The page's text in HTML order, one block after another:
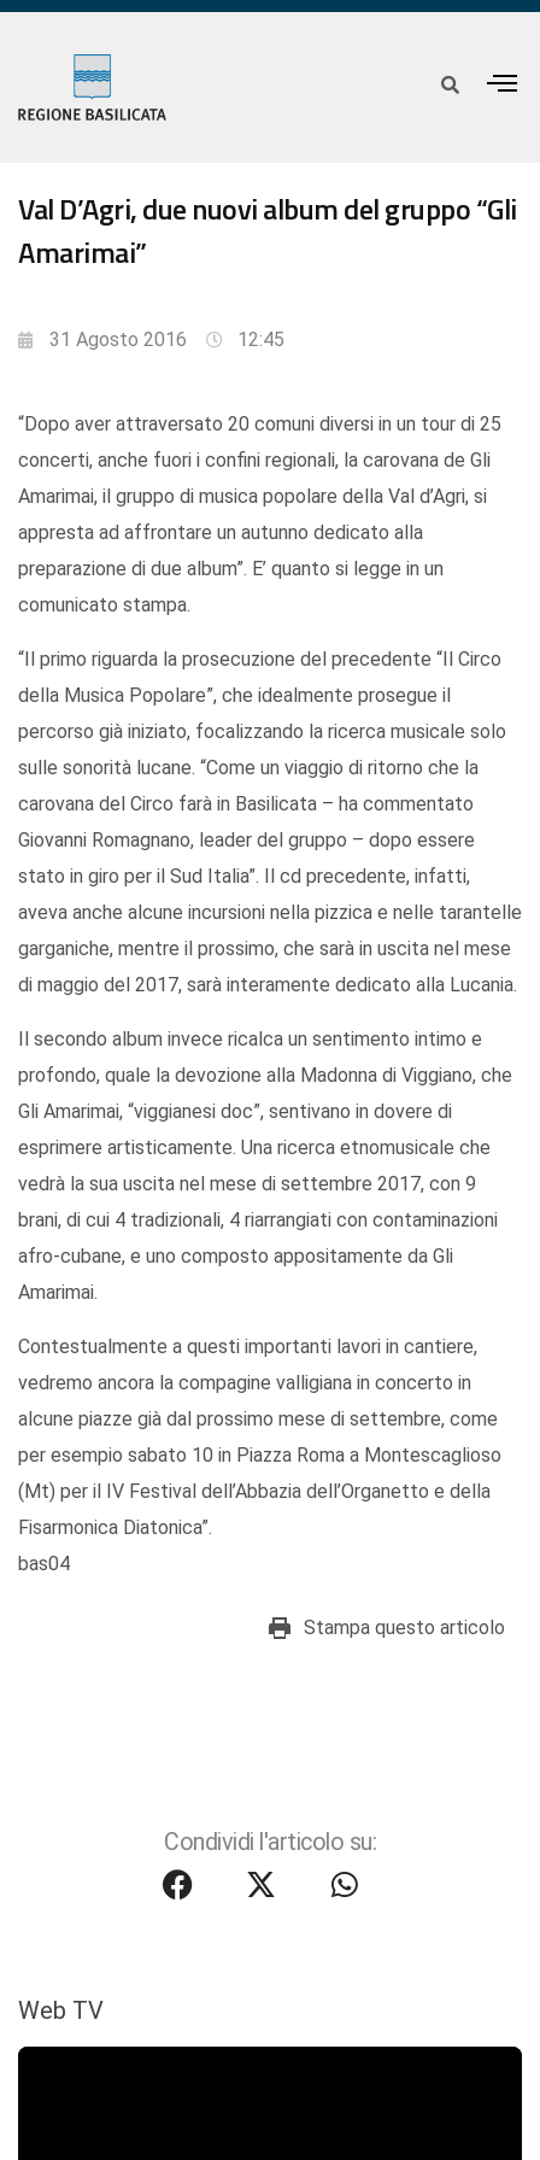
Val D’Agri, due nuovi album del gruppo “Gli
Amarimai”
31 Agosto 2016 12:45
“Dopo aver attraversato 20 comuni diversi in un tour di 25
concerti, anche fuori i confini regionali, la carovana de Gli
Amarimai, il gruppo di musica popolare della Val d’Agri, si
appresta ad affrontare un autunno dedicato alla
preparazione di due album”. E’ quanto si legge in un
comunicato stampa.
“Il primo riguarda la prosecuzione del precedente “Il Circo
della Musica Popolare”, che idealmente prosegue il
percorso già iniziato, focalizzando la ricerca musicale solo
sulle sonorità lucane. “Come un viaggio di ritorno che la
carovana del Circo farà in Basilicata – ha commentato
Giovanni Romagnano, leader del gruppo – dopo essere
stato in giro per il Sud Italia”. Il cd precedente, infatti,
aveva anche alcune incursioni nella pizzica e nelle tarantelle
garganiche, mentre il prossimo, che sarà in uscita nel mese
di maggio del 2017, sarà interamente dedicato alla Lucania.
Il secondo album invece ricalca un sentimento intimo e
profondo, quale la devozione alla Madonna di Viggiano, che
Gli Amarimai, “viggianesi doc”, sentivano in dovere di
esprimere artisticamente. Una ricerca etnomusicale che
vedrà la sua uscita nel mese di settembre 2017, con 9
brani, di cui 4 tradizionali, 4 riarrangiati con contaminazioni
afro-cubane, e uno composto appositamente da Gli
Amarimai.
Contestualmente a questi importanti lavori in cantiere,
vedremo ancora la compagine valligiana in concerto in
alcune piazze già dal prossimo mese di settembre, come
per esempio sabato 10 in Piazza Roma a Montescaglioso
(Mt) per il IV Festival dell’Abbazia dell’Organetto e della
Fisarmonica Diatonica”.
bas04
Stampa questo articolo
Condividi l'articolo su:
Web TV